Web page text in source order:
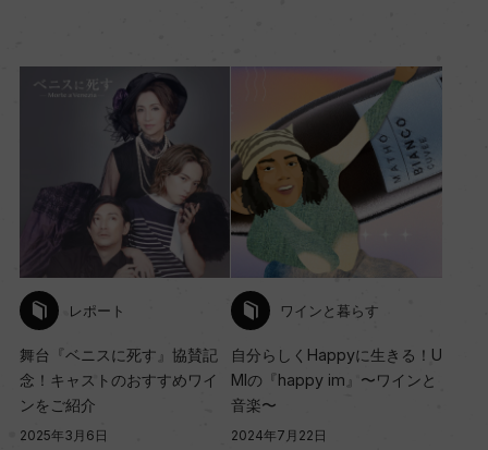
レポート
舞台『ベニスに死す』協賛記
念！キャストのおすすめワイ
ンをご紹介
2025年3月6日
ワインと暮らす
自分らしくHappyに生きる！U
MIの『happy im』〜ワインと
音楽〜
2024年7月22日